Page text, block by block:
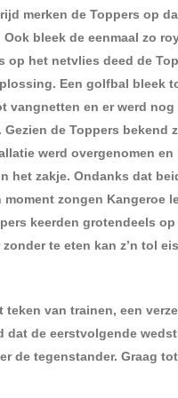
merken de Toppers op
bleek de eenmaal zo
op het netvlies deed de
Een golfbal bleek
vangnetten en er werd
de Toppers bekend
werd overgenomen
het zakje. Ondanks dat
zongen Kangeroe
keerden grotendeels
te eten kan z’n tol
van trainen, een
dat de eerstvolgende
de tegenstander. Graag